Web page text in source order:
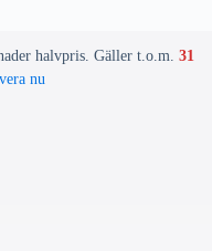
halvpris. Gäller t.o.m. 31
nu